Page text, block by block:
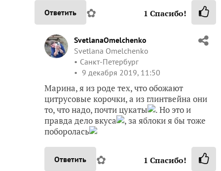
Ответить ✿ 1 Спасибо!
SvetlanaOmelchenko
Svetlana Omelchenko
Санкт-Петербург
9 декабря 2019, 11:50
Марина, я из роде тех, что обожают
цитрусовые корочки, а из глинтвейна они
то, что надо, почти цукаты
. Но это и
правда дело вкуса
, за яблоки я бы тоже
поборолась
Ответить ✿ 1 Спасибо!